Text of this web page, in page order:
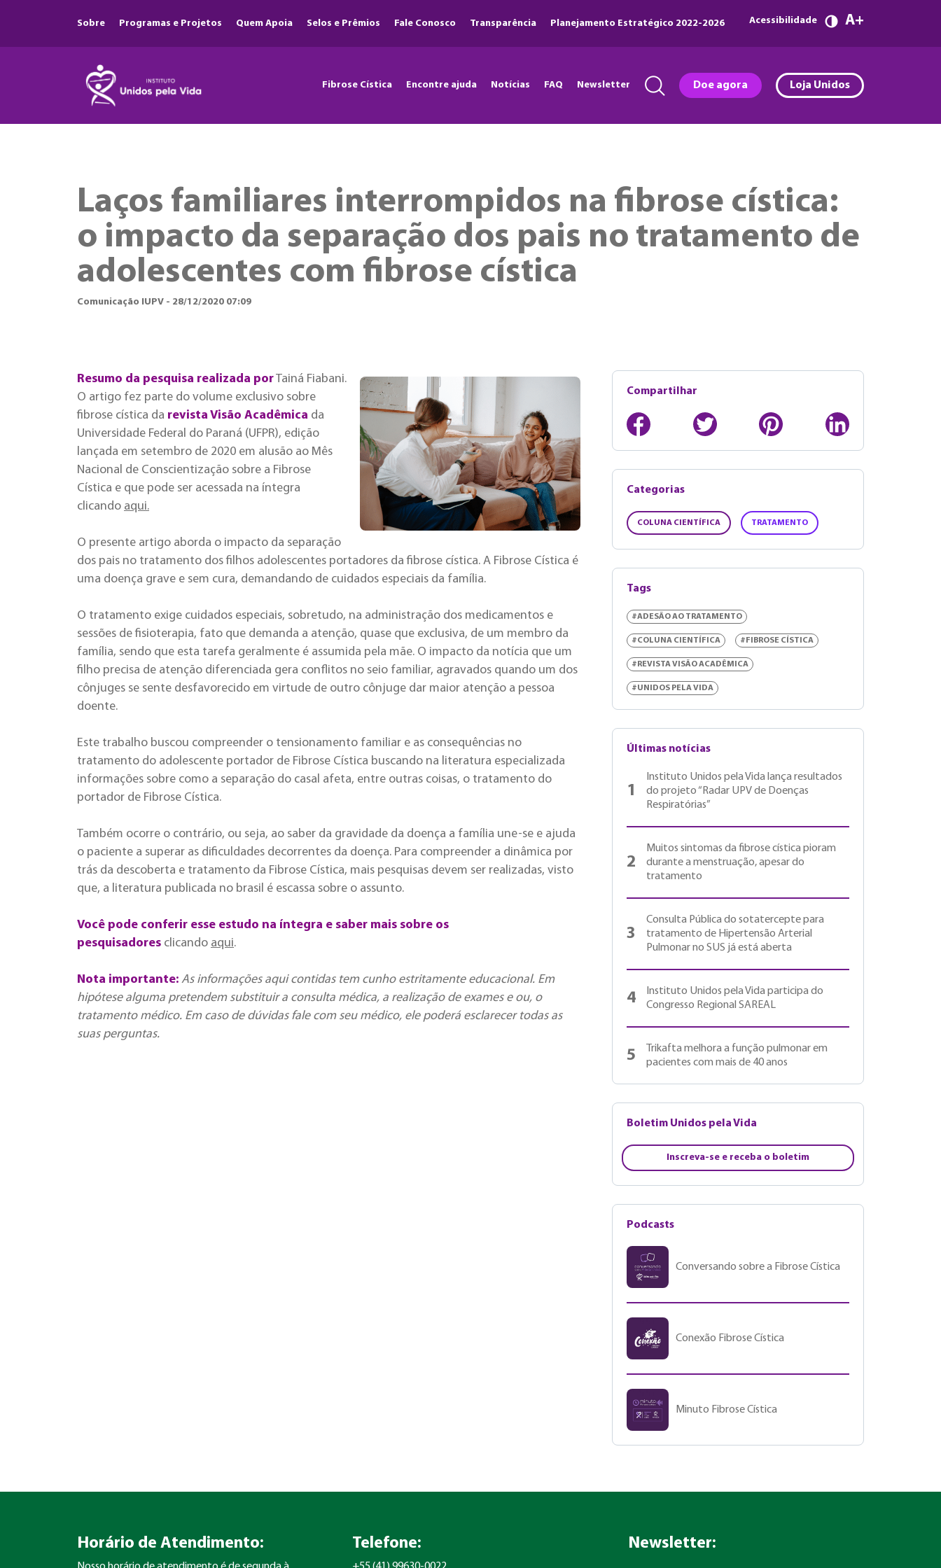
Sobre Programas e Projetos Quem Apoia Selos e Prêmios Fale Conosco Transparência Planejamento Estratégico 2022-2026 Acessibilidade A
Fibrose Cística Encontre ajuda Notícias FAQ Newsletter Doe agora Loja Unidos
Laços familiares interrompidos na fibrose cística:
o impacto da separação dos pais no tratamento de
adolescentes com fibrose cística
Comunicação IUPV - 28/12/2020 07:09
Resumo da pesquisa realizada porTainá Fiabani.
O artigo fez parte do volume exclusivo sobre
fibrose cística da revista Visão Acadêmica da
Universidade Federal do Paraná (UFPR), edição
lançada em setembro de 2020 em alusão ao Mês
Nacional de Conscientização sobre a Fibrose
Cística e que pode ser acessada na íntegra
clicando aqui.
O presente artigo aborda o impacto da separação
dos pais no tratamento dos filhos adolescentes portadores da fibrose cística. A Fibrose Cística é
uma doença grave e sem cura, demandando de cuidados especiais da família.
O tratamento exige cuidados especiais, sobretudo, na administração dos medicamentos e
sessões de fisioterapia, fato que demanda a atenção, quase que exclusiva, de um membro da
família, sendo que esta tarefa geralmente é assumida pela mãe. O impacto da notícia que um
filho precisa de atenção diferenciada gera conflitos no seio familiar, agravados quando um dos
cônjuges se sente desfavorecido em virtude de outro cônjuge dar maior atenção a pessoa
doente.
Este trabalho buscou compreender o tensionamento familiar e as consequências no
tratamento do adolescente portador de Fibrose Cística buscando na literatura especializada
informações sobre como a separação do casal afeta, entre outras coisas, o tratamento do
portador de Fibrose Cística.
Também ocorre o contrário, ou seja, ao saber da gravidade da doença a família une-se e ajuda
o paciente a superar as dificuldades decorrentes da doença. Para compreender a dinâmica por
trás da descoberta e tratamento da Fibrose Cística, mais pesquisas devem ser realizadas, visto
que, a literatura publicada no brasil é escassa sobre o assunto.
Você pode conferir esse estudo na íntegra e saber mais sobre os
pesquisadores clicando aqui.
Nota importante: As informações aqui contidas tem cunho estritamente educacional. Em
hipótese alguma pretendem substituir a consulta médica, a realização de exames e ou, o
tratamento médico. Em caso de dúvidas fale com seu médico, ele poderá esclarecer todas as
suas perguntas.
Compartilhar
Categorias
COLUNA CIENTÍFICA TRATAMENTO
Tags
#ADESÃO AO TRATAMENTO
#COLUNA CIENTÍFICA #FIBROSE CÍSTICA
#REVISTA VISÃO ACADÊMICA
#UNIDOS PELA VIDA
Últimas notícias
1
Instituto Unidos pela Vida lança resultados
do projeto “Radar UPV de Doenças
Respiratórias”
2
Muitos sintomas da fibrose cística pioram
durante a menstruação, apesar do
tratamento
3
Consulta Pública do sotatercepte para
tratamento de Hipertensão Arterial
Pulmonar no SUS já está aberta
4
Instituto Unidos pela Vida participa do
Congresso Regional SAREAL
5
Trikafta melhora a função pulmonar em
pacientes com mais de 40 anos
Boletim Unidos pela Vida
Inscreva-se e receba o boletim
Podcasts
Conversando sobre a Fibrose Cística
Conexão Fibrose Cística
Minuto Fibrose Cística
Horário de Atendimento: Telefone: Newsletter: